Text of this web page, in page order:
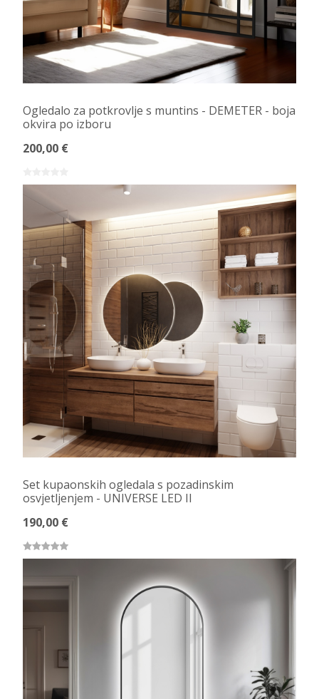
Ogledalo za potkrovlje s muntins - DEMETER - boja
okvira po izboru
200,00 €
Set kupaonskih ogledala s pozadinskim
osvjetljenjem - UNIVERSE LED II
190,00 €